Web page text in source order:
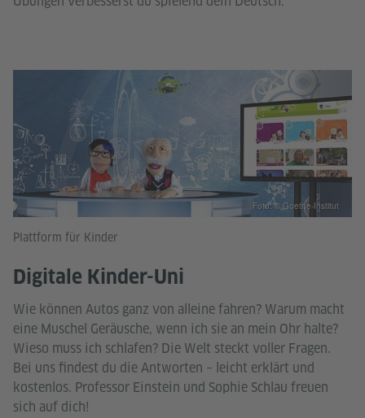
Plattform für Kinder
Digitale Kinder-Uni
Wie können Autos ganz von alleine fahren? Warum macht
eine Muschel Geräusche, wenn ich sie an mein Ohr halte?
Wieso muss ich schlafen? Die Welt steckt voller Fragen.
Bei uns findest du die Antworten – leicht erklärt und
kostenlos. Professor Einstein und Sophie Schlau freuen
sich auf dich!
Foto: © Goethe-Institut